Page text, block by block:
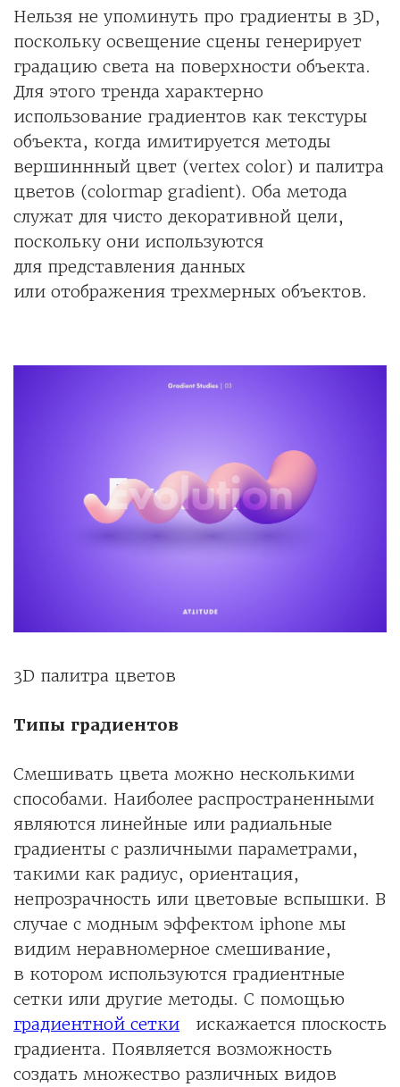
Нельзя не упоминуть про градиенты в 3D,
поскольку освещение сцены генерирует
градацию света на поверхности объекта.
Для этого тренда характерно
использование градиентов как текстуры
объекта, когда имитируется методы
вершиннный цвет (vertex color) и палитра
цветов (colormap gradient). Оба метода
служат для чисто декоративной цели,
поскольку они используются
для представления данных
или отображения трехмерных объектов.
3D палитра цветов
Типы градиентов
Смешивать цвета можно несколькими
способами. Наиболее распространенными
являются линейные или радиальные
градиенты с различными параметрами,
такими как радиус, ориентация,
непрозрачность или цветовые вспышки. В
случае с модным эффектом iphone мы
видим неравномерное смешивание,
в котором используются градиентные
сетки или другие методы. С помощью
градиентной сетки искажается плоскость
градиента. Появляется возможность
создать множество различных видов